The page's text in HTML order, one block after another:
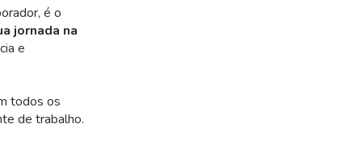
é o
jornada na
e
todos os
de trabalho.